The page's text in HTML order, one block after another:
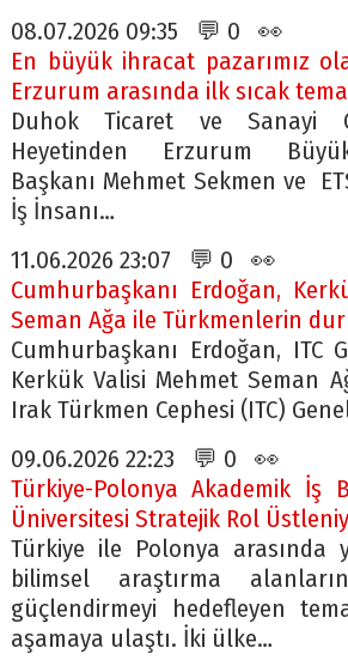
08.07.2026 09:35 💬 0 👀
En büyük ihracat pazarımız
Erzurum arasında ilk sıcak
Duhok Ticaret ve Sanayi
Heyetinden Erzurum
Başkanı Mehmet Sekmen ve
İş İnsanı…
11.06.2026 23:07 💬 0 👀
Cumhurbaşkanı Erdoğan,
Seman Ağa ile Türkmenlerin
Cumhurbaşkanı Erdoğan, ITC
Kerkük Valisi Mehmet Seman
Irak Türkmen Cephesi (ITC)
09.06.2026 22:23 💬 0 👀
Türkiye-Polonya Akademik İş
Üniversitesi Stratejik Rol
Türkiye ile Polonya arasında
bilimsel araştırma
güçlendirmeyi hedefleyen
aşamaya ulaştı. İki ülke…